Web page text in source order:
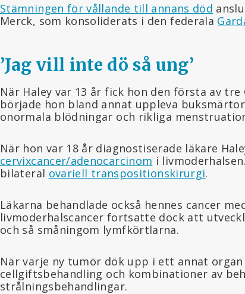
Stämningen för vållande till annans död
Merck, som konsoliderats i den federala
’Jag vill inte dö så ung’
När Haley var 13 år fick hon den första av
började hon bland annat uppleva
onormala blödningar och rikliga
När hon var 18 år diagnostiserade läkare
cervixcancer/adenocarcinom i
bilateral ovariell transpositionskirurgi.
Läkarna behandlade också hennes cancer
livmoderhalscancer fortsatte dock att
och så småningom lymfkörtlarna.
När varje ny tumör dök upp i ett annat
cellgiftsbehandling och kombinationer av
strålningsbehandlingar.